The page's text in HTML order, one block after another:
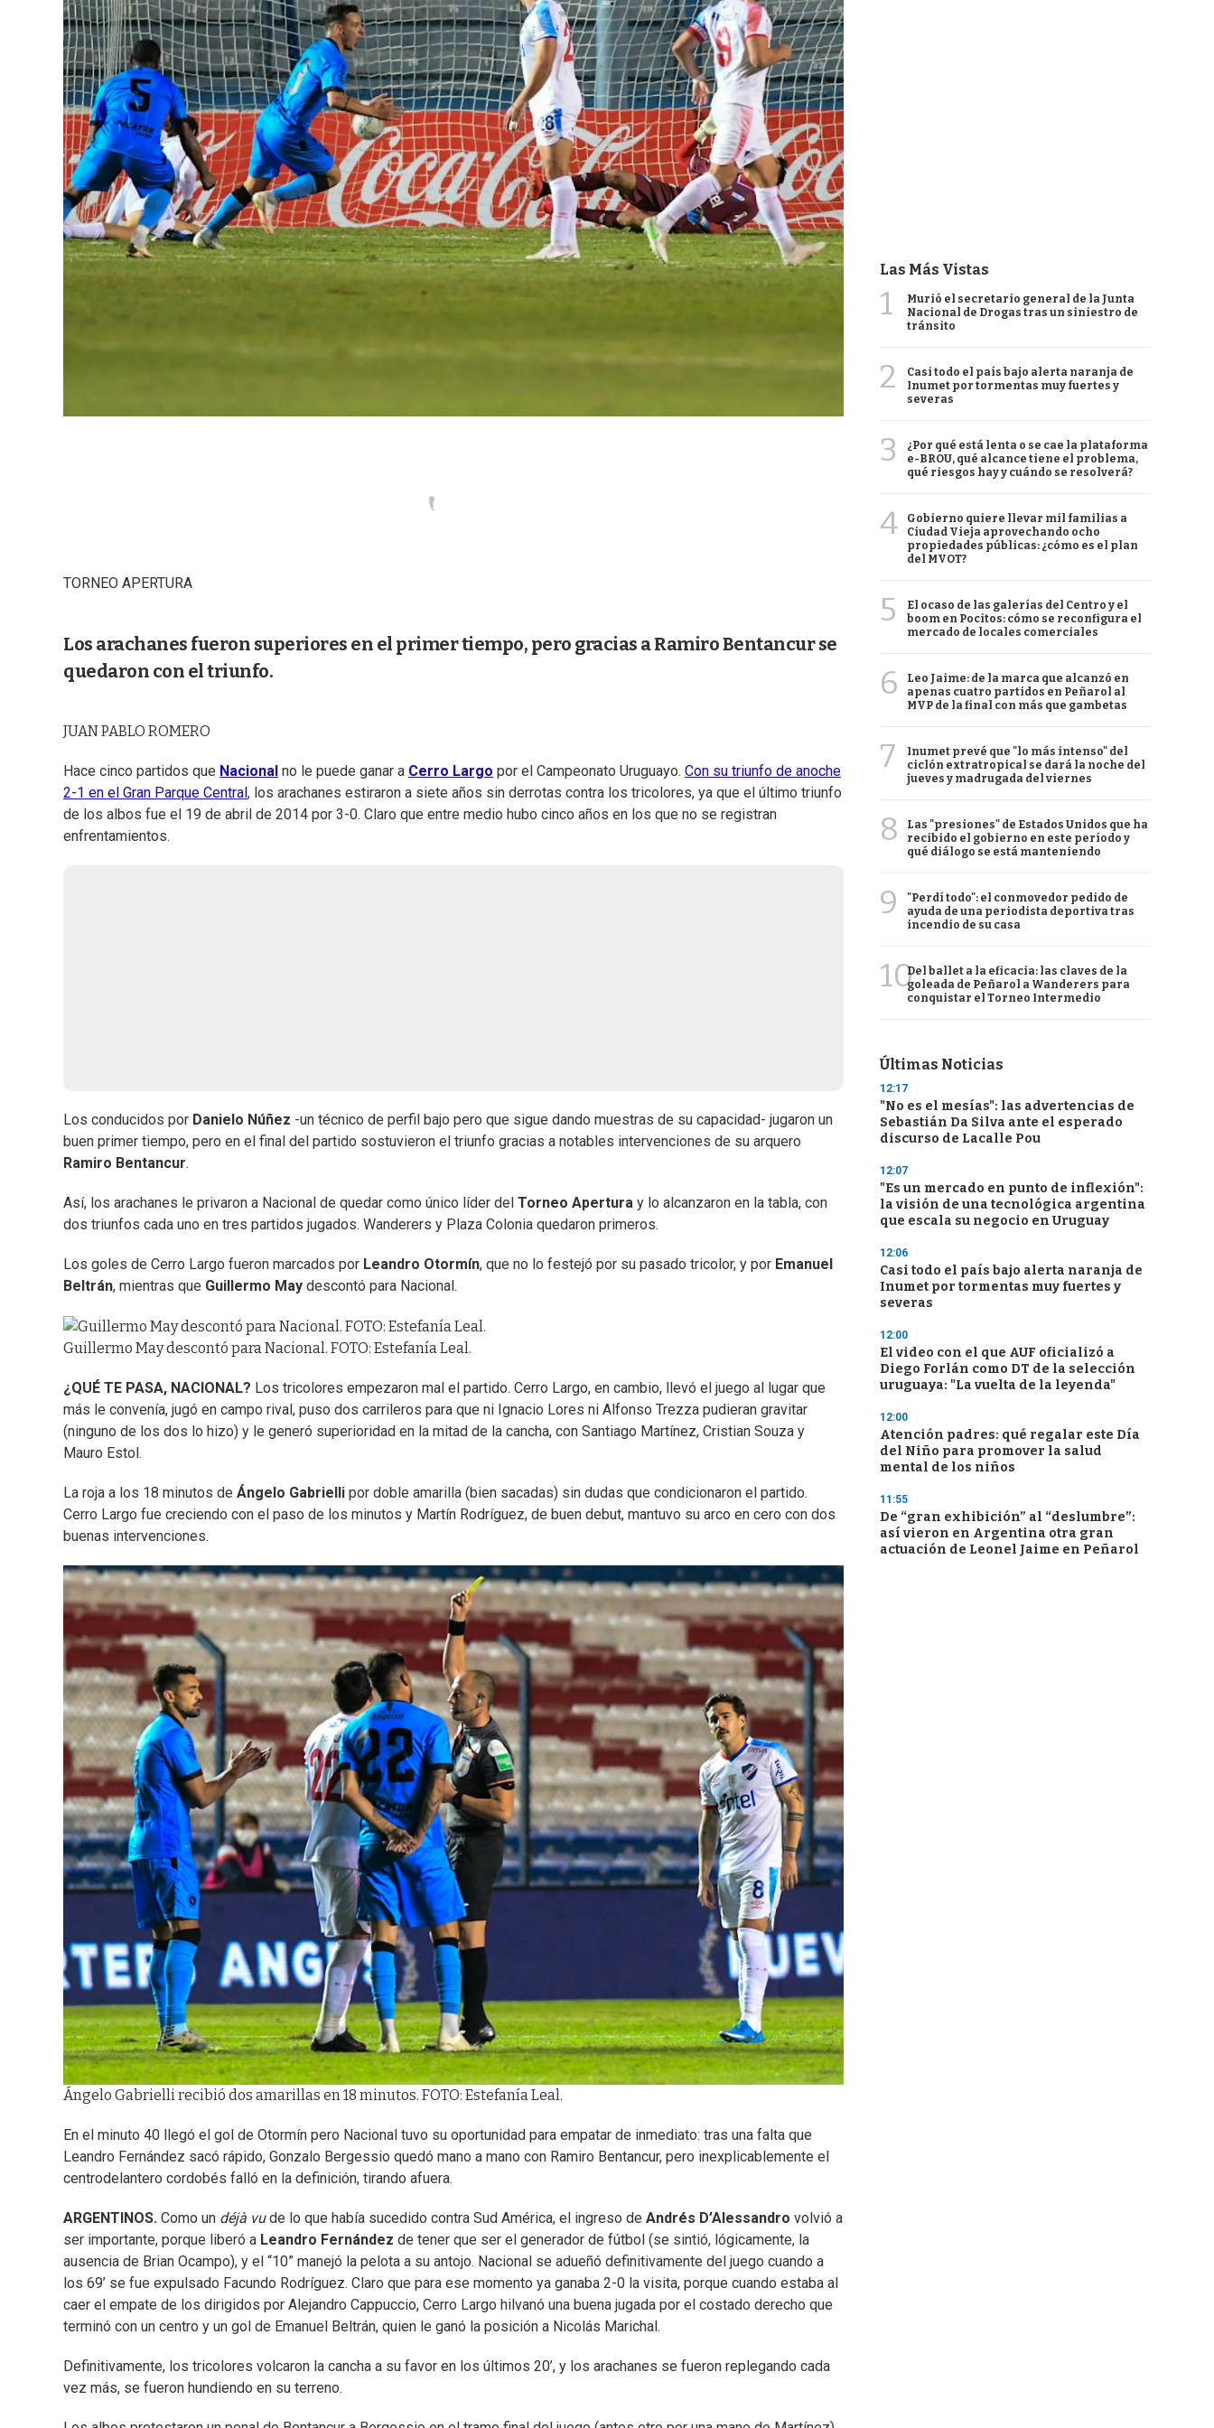
TORNEO APERTURA
Los arachanes fueron superiores en el primer tiempo, pero gracias a Ramiro Bentancur se
quedaron con el triunfo.
JUAN PABLO ROMERO
Hace cinco partidos que Nacional no le puede ganar a Cerro Largo por el Campeonato Uruguayo. Con su triunfo de anoche
2-1 en el Gran Parque Central , los arachanes estiraron a siete años sin derrotas contra los tricolores, ya que el último triunfo
de los albos fue el 19 de abril de 2014 por 3-0. Claro que entre medio hubo cinco años en los que no se registran
enfrentamientos.
Los conducidos por Danielo Núñez -un técnico de perfil bajo pero que sigue dando muestras de su capacidad- jugaron un
buen primer tiempo, pero en el final del partido sostuvieron el triunfo gracias a notables intervenciones de su arquero
Ramiro Bentancur.
Así, los arachanes le privaron a Nacional de quedar como único líder del Torneo Apertura y lo alcanzaron en la tabla, con
dos triunfos cada uno en tres partidos jugados. Wanderers y Plaza Colonia quedaron primeros.
Los goles de Cerro Largo fueron marcados por Leandro Otormín, que no lo festejó por su pasado tricolor, y por Emanuel
Beltrán, mientras que Guillermo May descontó para Nacional.
Guillermo May descontó para Nacional. FOTO: Estefanía Leal.
¿QUÉ TE PASA, NACIONAL? Los tricolores empezaron mal el partido. Cerro Largo, en cambio, llevó el juego al lugar que
más le convenía, jugó en campo rival, puso dos carrileros para que ni Ignacio Lores ni Alfonso Trezza pudieran gravitar
(ninguno de los dos lo hizo) y le generó superioridad en la mitad de la cancha, con Santiago Martínez, Cristian Souza y
Mauro Estol.
La roja a los 18 minutos de Ángelo Gabrielli por doble amarilla (bien sacadas) sin dudas que condicionaron el partido.
Cerro Largo fue creciendo con el paso de los minutos y Martín Rodríguez, de buen debut, mantuvo su arco en cero con dos
buenas intervenciones.
Ángelo Gabrielli recibió dos amarillas en 18 minutos. FOTO: Estefanía Leal.
En el minuto 40 llegó el gol de Otormín pero Nacional tuvo su oportunidad para empatar de inmediato: tras una falta que
Leandro Fernández sacó rápido, Gonzalo Bergessio quedó mano a mano con Ramiro Bentancur, pero inexplicablemente el
centrodelantero cordobés falló en la definición, tirando afuera.
ARGENTINOS. Como un déjà vude lo que había sucedido contra Sud América, el ingreso de Andrés D’Alessandro volvió a
ser importante, porque liberó a Leandro Fernández de tener que ser el generador de fútbol (se sintió, lógicamente, la
ausencia de Brian Ocampo), y el “10” manejó la pelota a su antojo. Nacional se adueñó definitivamente del juego cuando a
los 69’ se fue expulsado Facundo Rodríguez. Claro que para ese momento ya ganaba 2-0 la visita, porque cuando estaba al
caer el empate de los dirigidos por Alejandro Cappuccio, Cerro Largo hilvanó una buena jugada por el costado derecho que
terminó con un centro y un gol de Emanuel Beltrán, quien le ganó la posición a Nicolás Marichal.
Definitivamente, los tricolores volcaron la cancha a su favor en los últimos 20’, y los arachanes se fueron replegando cada
vez más, se fueron hundiendo en su terreno.
Las Más Vistas
1
Murió el secretario general de la Junta
Nacional de Drogas tras un siniestro de
tránsito
2
Casi todo el país bajo alerta naranja de
Inumet por tormentas muy fuertes y
severas
3
¿Por qué está lenta o se cae la plataforma
e-BROU, qué alcance tiene el problema,
qué riesgos hay y cuándo se resolverá?
4
Gobierno quiere llevar mil familias a
Ciudad Vieja aprovechando ocho
propiedades públicas: ¿cómo es el plan
del MVOT?
5
El ocaso de las galerías del Centro y el
boom en Pocitos: cómo se reconfigura el
mercado de locales comerciales
6
Leo Jaime: de la marca que alcanzó en
apenas cuatro partidos en Peñarol al
MVP de la final con más que gambetas
7
Inumet prevé que "lo más intenso" del
ciclón extratropical se dará la noche del
jueves y madrugada del viernes
8
Las "presiones" de Estados Unidos que ha
recibido el gobierno en este período y
qué diálogo se está manteniendo
9
"Perdí todo": el conmovedor pedido de
ayuda de una periodista deportiva tras
incendio de su casa
10Del ballet a la eficacia: las claves de la
goleada de Peñarol a Wanderers para
conquistar el Torneo Intermedio
Últimas Noticias
12:17
"No es el mesías": las advertencias de
Sebastián Da Silva ante el esperado
discurso de Lacalle Pou
12:07
"Es un mercado en punto de inflexión":
la visión de una tecnológica argentina
que escala su negocio en Uruguay
12:06
Casi todo el país bajo alerta naranja de
Inumet por tormentas muy fuertes y
severas
12:00
El video con el que AUF oficializó a
Diego Forlán como DT de la selección
uruguaya: "La vuelta de la leyenda"
12:00
Atención padres: qué regalar este Día
del Niño para promover la salud
mental de los niños
11:55
De “gran exhibición” al “deslumbre”:
así vieron en Argentina otra gran
actuación de Leonel Jaime en Peñarol